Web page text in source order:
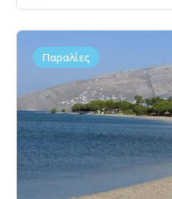
Παραλίες